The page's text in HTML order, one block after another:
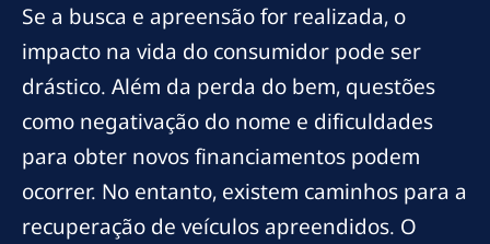
Se a busca e apreensão for realizada, o
impacto na vida do consumidor pode ser
drástico. Além da perda do bem, questões
como negativação do nome e dificuldades
para obter novos financiamentos podem
ocorrer. No entanto, existem caminhos para a
recuperação de veículos apreendidos. O